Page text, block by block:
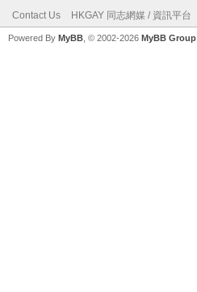
Contact Us HKGAY 同志網媒 / 資訊平台
Powered By MyBB , © 2002-2026 MyBB Group